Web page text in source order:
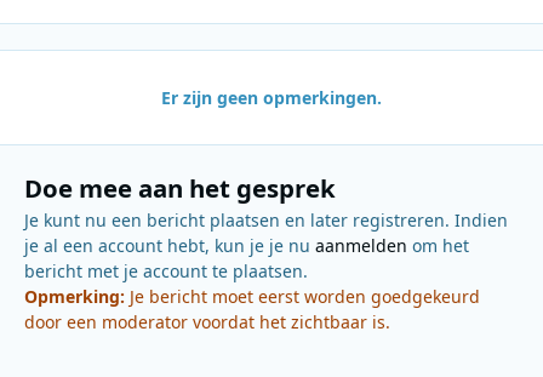
Er zijn geen opmerkingen.
Doe mee aan het gesprek
Je kunt nu een bericht plaatsen en later registreren. Indien
je al een account hebt, kun je je nu aanmelden om het
bericht met je account te plaatsen.
Opmerking: Je bericht moet eerst worden goedgekeurd
door een moderator voordat het zichtbaar is.